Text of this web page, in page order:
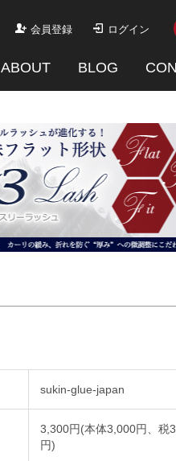
会員登録 ログイン
ABOUT BLOG
sukin-glue-japan
3,300円(本体3,000円、税
円)